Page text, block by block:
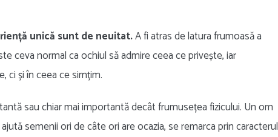
unică sunt de neuitat.A fi atras de latura frumoasă a
ceva normal ca ochiul să admire ceea ce privește, iar
ci și în ceea ce simțim.
sau chiar mai importantă decât frumusețea fizicului. Un om
semenii ori de câte ori are ocazia, se remarca prin caracterul